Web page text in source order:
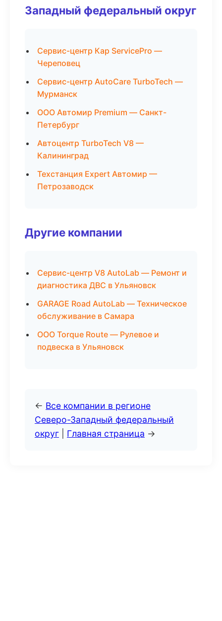
Западный федеральный округ
Сервис-центр Кар ServicePro —
Череповец
Сервис-центр AutoCare TurboTech —
Мурманск
ООО Автомир Premium — Санкт-
Петербург
Автоцентр TurboTech V8 —
Калининград
Техстанция Expert Автомир —
Петрозаводск
Другие компании
Сервис-центр V8 AutoLab — Ремонт и
диагностика ДВС в Ульяновск
GARAGE Road AutoLab — Техническое
обслуживание в Самара
ООО Torque Route — Рулевое и
подвеска в Ульяновск
← Все компании в регионе
Северо-Западный федеральный
округ
Главная страница →